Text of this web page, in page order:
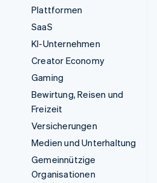
Plattformen
SaaS
KI-Unternehmen
Creator Economy
Gaming
Bewirtung, Reisen und
Freizeit
Versicherungen
Medien und Unterhaltung
Gemeinnützige
Organisationen